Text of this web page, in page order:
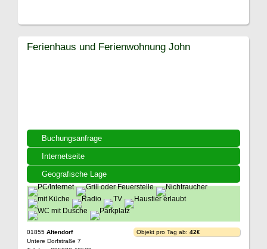
Buchungsanfrage
Internetseite
Geografische Lage
Ferienhaus und Ferienwohnung John
01855 Altendorf
Untere Dorfstraße 7
Objekt pro Tag ab: 42€